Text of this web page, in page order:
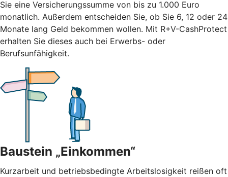
Sie eine Versicherungssumme von bis zu 1.000 Euro
monatlich. Außerdem entscheiden Sie, ob Sie 6, 12 oder 24
Monate lang Geld bekommen wollen. Mit R+V-CashProtect
erhalten Sie dieses auch bei Erwerbs- oder
Berufsunfähigkeit.
Baustein „Einkommen“
Kurzarbeit und betriebsbedingte Arbeitslosigkeit reißen oft